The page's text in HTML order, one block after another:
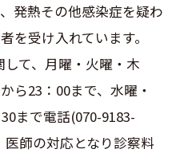
発熱その他感染症を疑わ
を受け入れています。
て、月曜・火曜・木
ら23：00まで、水曜・
まで電話(070-9183-
師の対応となり診察料